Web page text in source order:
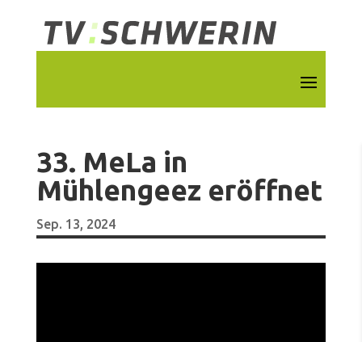
33. MeLa in
Mühlengeez eröffnet
Sep. 13, 2024